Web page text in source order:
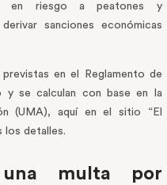
en riesgo a peatones y
sanciones económicas
en el Reglamento de
y se calculan con base en la
(UMA), aquí en el sitio “El
los detalles.
una multa por